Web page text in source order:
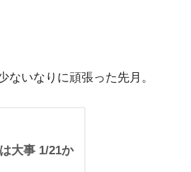
いなりに頑張った先月。
大事 1/21か